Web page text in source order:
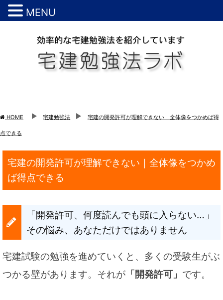
HOME 宅建勉強法 宅建の開発許可が理解できない｜全体像をつかめば得
点できる
宅建の開発許可が理解できない｜全体像をつかめ
ば得点できる
「開発許可、何度読んでも頭に入らない…」
その悩み、あなただけではありません
宅建試験の勉強を進めていくと、多くの受験生がぶ
つかる壁があります。それが 「開発許可」 です。
MENU